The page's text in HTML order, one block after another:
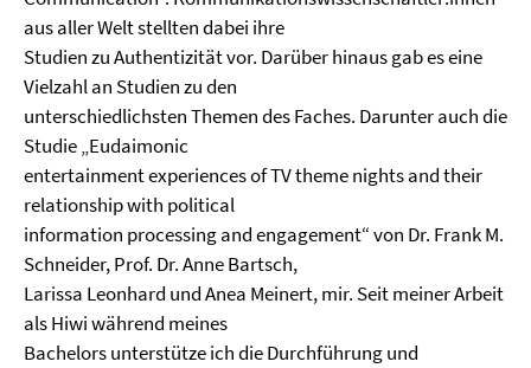
aus aller Welt stellten dabei ihre
Studien zu Authentizität vor. Darüber hinaus gab es eine
Vielzahl an Studien zu den
unterschiedlichsten Themen des Faches. Darunter auch die
Studie „Eudaimonic
entertainment experiences of TV theme nights and their
relationship with political
information processing and engagement“ von Dr. Frank M.
Schneider, Prof. Dr. Anne Bartsch,
Larissa Leonhard und Anea Meinert, mir. Seit meiner Arbeit
als Hiwi während meines
Bachelors unterstütze ich die Durchführung und